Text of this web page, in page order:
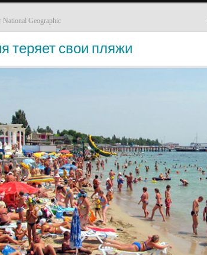
Geographic
теряет свои пляжи